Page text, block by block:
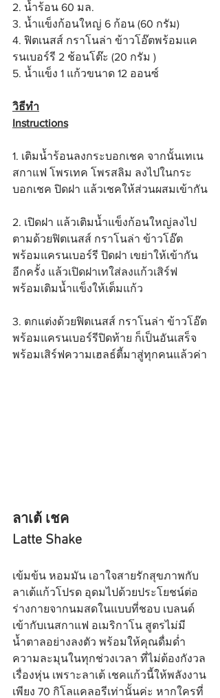
2. น้ำร้อน 60 มล.
3. น้ำแข็งก้อนใหญ่ 6 ก้อน (60 กรัม)
4. ฟิตเนสส์ กราโนล่า ข้าวโอ๊ตพร้อมแค
รนเบอร์รี 2 ช้อนโต๊ะ (20 กรัม )
5. น้ำแข็ง 1 แก้วขนาด 12 ออนซ์
วิธีทำ
Instructions
1. เติมน้ำร้อนลงกระบอกเชค จากนั้นเทเน
สกาแฟ โพรเทค โพรสลิม ลงไปในกระ
บอกเชค ปิดฝา แล้วเชคให้ส่วนผสมเข้ากัน
2. เปิดฝา แล้วเติมน้ำแข็งก้อนใหญ่ลงไป
ตามด้วยฟิตเนสส์ กราโนล่า ข้าวโอ๊ต
พร้อมแครนเบอร์รี ปิดฝา เขย่าให้เข้ากัน
อีกครั้ง แล้วเปิดฝาเทใส่ลงแก้วเสิร์ฟ
พร้อมเติมน้ำแข็งให้เต็มแก้ว
3. ตกแต่งด้วยฟิตเนสส์ กราโนล่า ข้าวโอ๊ต
พร้อมแครนเบอร์รีปิดท้าย ก็เป็นอันเสร็จ
พร้อมเสิร์ฟความเฮลธ์ตี้มาสู่ทุกคนแล้วค่า
ลาเต้ เชค
Latte Shake
เข้มข้น หอมมัน เอาใจสายรักสุขภาพกับ
ลาเต้แก้วโปรด อุดมไปด้วยประโยชน์ต่อ
ร่างกายจากนมสดในแบบที่ชอบ เบลนด์
เข้ากับเนสกาแฟ อเมริกาโน สูตรไม่มี
น้ำตาลอย่างลงตัว พร้อมให้คุณดื่มด่ำ
ความละมุนในทุกช่วงเวลา ที่ไม่ต้องกังวล
เรื่องหุ่น เพราะลาเต้ เชคแก้วนี้ให้พลังงาน
เพียง 70 กิโลแคลอรีเท่านั้นค่ะ หากใครที่